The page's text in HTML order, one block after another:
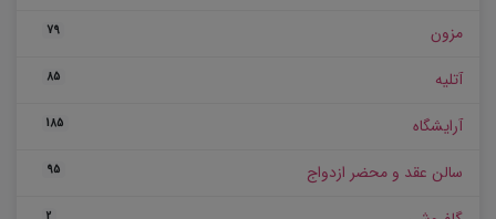
مزون 79
آتلیه 85
آرایشگاه 185
سالن عقد و محضر ازدواج 95